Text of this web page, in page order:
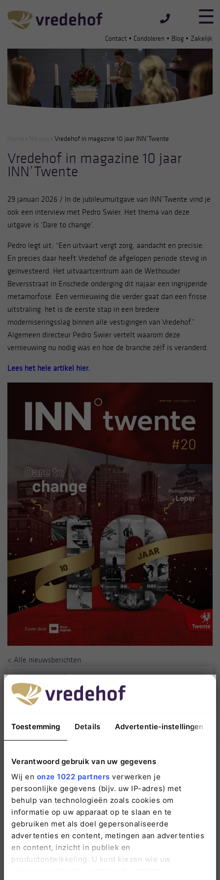
Toestemming Details Advertentie-instellingen
Verantwoord gebruik van uw gegevens
Wij en onze 1022 partners verwerken je
persoonlijke gegevens (bijv. uw IP-adres) met
behulp van technologieën zoals cookies om
informatie op uw apparaat op te slaan en te
gebruiken met als doel gepersonaliseerde
advertenties en content, metingen aan advertenties
en content, inzicht in publiek en
productontwikkeling. U kunt kiezen wie uw
Contact • Condoleren • Blog • Zakelijk
Vredehof in magazine 10 jaar INN’Twente
Vredehof in magazine 10 jaar
INN’Twente
29 januari 2026 / In de jubileumuitgave van INN’Twente vind je
ook een interview met Pedro Swier. Het thema van deze
uitgave is ‘Dare to change’.
Pedro legt uit; “Een uitvaart vergt zorg, aandacht en precisie.
En precies daar heeft Vredehof de afgelopen periode stevig in
geïnvesteerd. Het uitvaartcentrum aan de Wethouder
Beversstraat in Enschede onderging dit najaar een ingrijpende
metamorfose. Een vernieuwing die verder gaat dan een frisse
uitstraling: het is de eerste stap in een bredere
moderniseringsslag binnen alle vestigingen van Vredehof.”
Algemeen directeur Pedro Swier vertelt waarom deze
vernieuwing nu nodig was en hoe de branche zélf is veranderd.
Lees het hele artikel hier.
< Alle nieuwsberichten
Overlijden melden • 24 uur per dag:
088 1198 200
Neem gerust contact op wanneer u vragen
088 1198 200
info@vredehof.nl